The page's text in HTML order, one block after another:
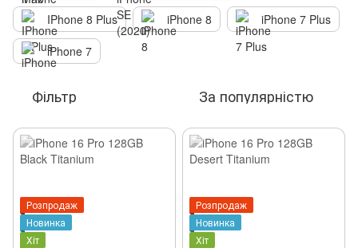
IPhone 8 Plus
iPhone 8
iPhone 7 Plus
iPhone 7
Фільтр За популярністю
Розпродаж
Новинка
Хіт
Розпродаж
Новинка
Хіт